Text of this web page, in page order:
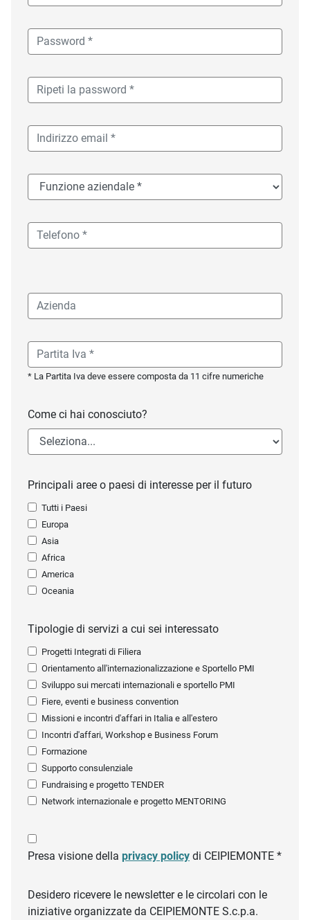
* La Partita Iva deve essere composta da 11 cifre numeriche
Come ci hai conosciuto?
Principali aree o paesi di interesse per il futuro
Tutti i Paesi
Europa
Asia
Africa
America
Oceania
Tipologie di servizi a cui sei interessato
Progetti Integrati di Filiera
Orientamento all'internazionalizzazione e Sportello PMI
Sviluppo sui mercati internazionali e sportello PMI
Fiere, eventi e business convention
Missioni e incontri d'affari in Italia e all'estero
Incontri d'affari, Workshop e Business Forum
Formazione
Supporto consulenziale
Fundraising e progetto TENDER
Network internazionale e progetto MENTORING
Presa visione della privacy policy di CEIPIEMONTE *
Desidero ricevere le newsletter e le circolari con le
iniziative organizzate da CEIPIEMONTE S.c.p.a.